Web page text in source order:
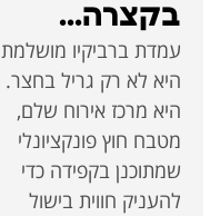
בקצרה...
עמדת ברביקיו מושלמת
היא לא רק גריל בחצר.
היא מרכז אירוח שלם,
מטבח חוץ פונקציונלי
שמתוכנן בקפידה כדי
להעניק חווית בישול